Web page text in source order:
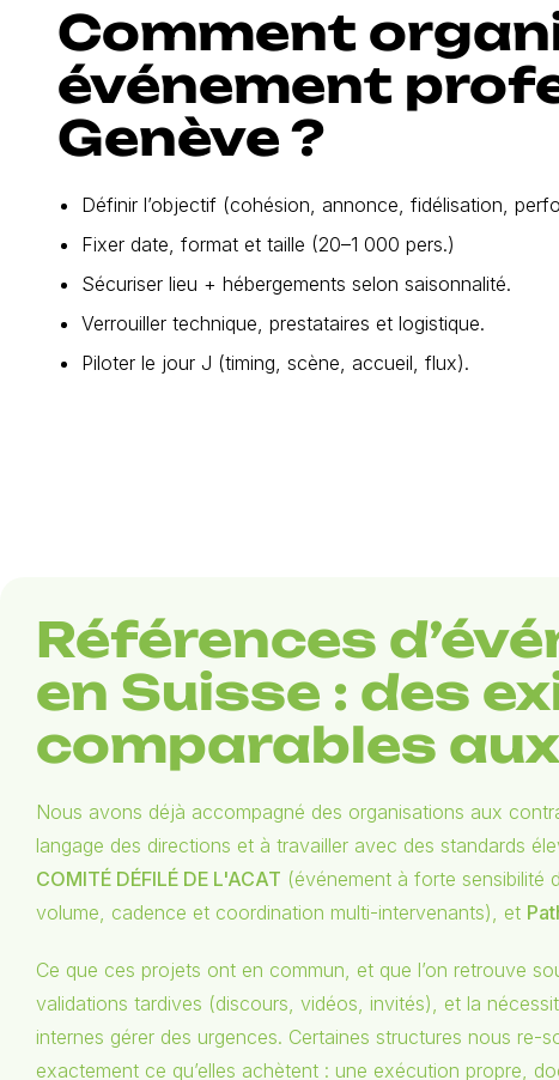
Comment
événement
Genève ?
Définir l’objectif (cohésion, annonce, fidélisation,
Fixer date, format et taille (20–1 000 pers.)
Sécuriser lieu + hébergements selon saisonnalité.
Verrouiller technique, prestataires et logistique.
Piloter le jour J (timing, scène, accueil, flux).
Références
en Suisse : des
comparables
Nous avons déjà accompagné des organisations aux
langage des directions et à travailler avec des standards
COMITÉ DÉFILÉ DE L'ACAT (événement à forte sensibilité
volume, cadence et coordination multi-intervenants), et
Ce que ces projets ont en commun, et que l’on retrouve
validations tardives (discours, vidéos, invités), et la
internes gérer des urgences. Certaines structures nous re-
exactement ce qu’elles achètent : une exécution propre,